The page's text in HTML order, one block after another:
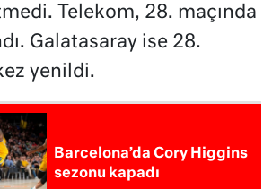
Telekom, 28. maçında
Galatasaray ise 28.
yenildi.
Barcelona’da Cory Higgins
sezonu kapadı